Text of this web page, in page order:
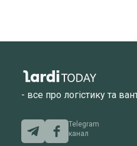
- все про логістику та
Telegram
канал